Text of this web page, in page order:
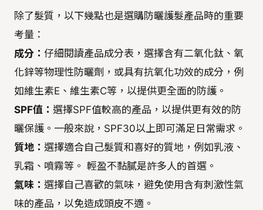
除了髮質，以下幾點也是選購防曬護髮產品時的重要
考量：
成分： 仔細閱讀產品成分表，選擇含有二氧化鈦、氧
化鋅等物理性防曬劑，或具有抗氧化功效的成分，例
如維生素E、維生素C等，以提供更全面的防護。
SPF值： 選擇SPF值較高的產品，以提供更有效的防
曬保護。一般來說，SPF30以上即可滿足日常需求。
質地： 選擇適合自己髮質和喜好的質地，例如乳液、
乳霜、噴霧等。 輕盈不黏膩是許多人的首選。
氣味： 選擇自己喜歡的氣味，避免使用含有刺激性氣
味的產品，以免造成頭皮不適。